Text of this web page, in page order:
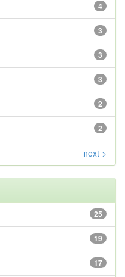
4
3
3
3
2
2
next >
25
19
17